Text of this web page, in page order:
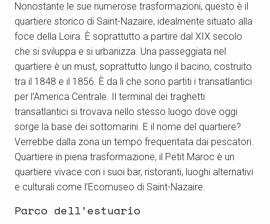
Nonostante le sue numerose trasformazioni, questo è il
quartiere storico di Saint-Nazaire, idealmente situato alla
foce della Loira. È soprattutto a partire dal XIX secolo
che si sviluppa e si urbanizza. Una passeggiata nel
quartiere è un must, soprattutto lungo il bacino, costruito
tra il 1848 e il 1856. È da lì che sono partiti i transatlantici
per l’America Centrale. Il terminal dei traghetti
transatlantici si trovava nello stesso luogo dove oggi
sorge la base dei sottomarini. E il nome del quartiere?
Verrebbe dalla zona un tempo frequentata dai pescatori.
Quartiere in piena trasformazione, il Petit Maroc è un
quartiere vivace con i suoi bar, ristoranti, luoghi alternativi
e culturali come l’Ecomuseo di Saint-Nazaire.
Parco dell’estuario